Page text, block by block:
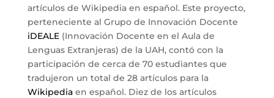
artículos de Wikipedia en español. Este proyecto,
perteneciente al Grupo de Innovación Docente
iDEALE(Innovación Docente en el Aula de
Lenguas Extranjeras) de la UAH, contó con la
participación de cerca de 70 estudiantes que
tradujeron un total de 28 artículos para la
Wikipediaen español. Diez de los artículos